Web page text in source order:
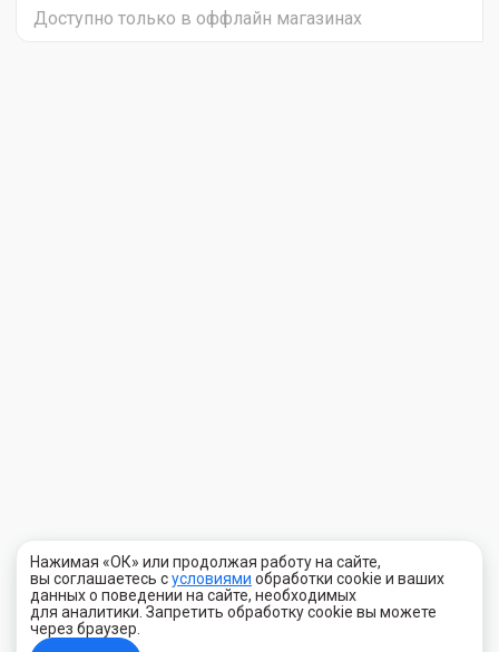
Доступно только в оффлайн магазинах
Нажимая «ОК» или продолжая работу на сайте,
вы соглашаетесь сусловиями обработки cookie и ваших
данных о поведении на сайте, необходимых
для аналитики. Запретить обработку cookie вы можете
через браузер.